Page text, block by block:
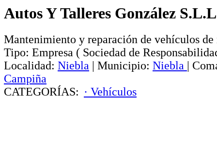
Autos Y Talleres González
Mantenimiento y reparación de vehículos de
Tipo: Empresa ( Sociedad de
Localidad: Niebla | Municipio: Niebla |
Campiña
CATEGORÍAS: · Vehículos